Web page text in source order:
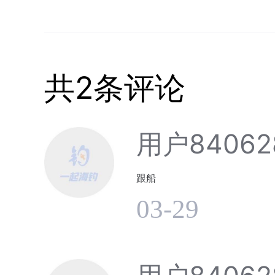
共2条评论
用户
跟船
03-29